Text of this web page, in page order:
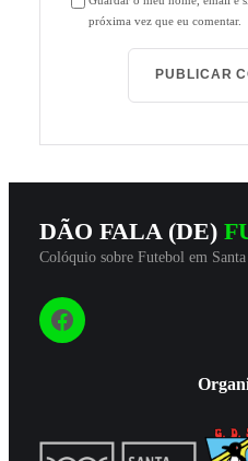
próxima vez que eu comentar.
DÃO FALA (DE)
Colóquio sobre Futebol em Santa
Siga-nos